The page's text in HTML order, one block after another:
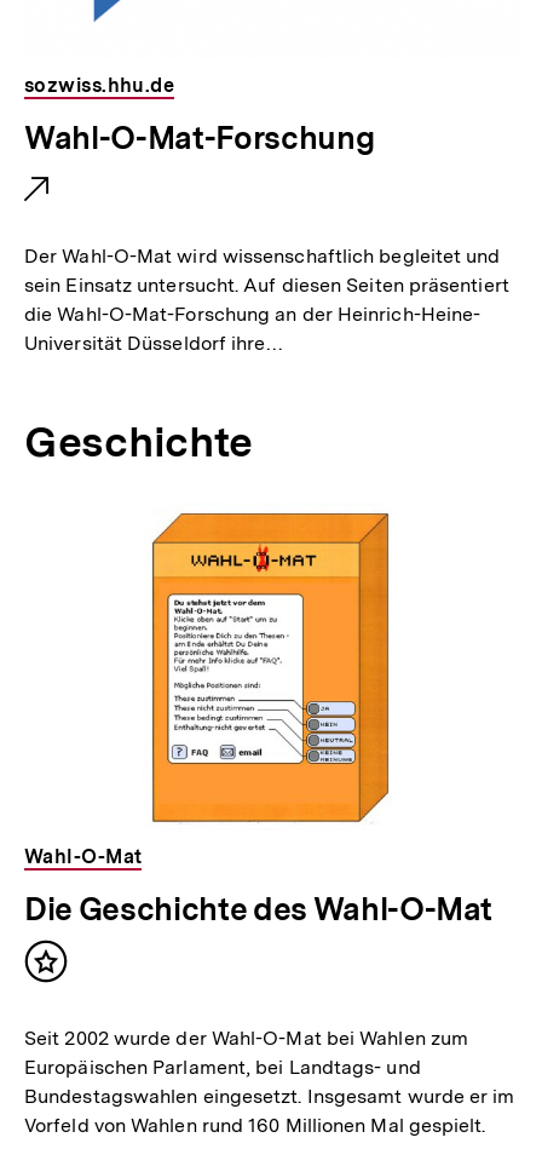
sozwiss.hhu.de
E
x
t
e
r
n
e
L
Wahl-O-Mat-Forschung
Der Wahl-O-Mat wird wissenschaftlich begleitet und
sein Einsatz untersucht. Auf diesen Seiten präsentiert
die Wahl-O-Mat-Forschung an der Heinrich-Heine-
Universität Düsseldorf ihre…
Geschichte
Wahl-O-Mat
Die Geschichte des Wahl-O-Mat
Inhalt
Seit 2002 wurde der Wahl-O-Mat bei Wahlen zum
Europäischen Parlament, bei Landtags- und
Bundestagswahlen eingesetzt. Insgesamt wurde er im
Vorfeld von Wahlen rund 160 Millionen Mal gespielt.